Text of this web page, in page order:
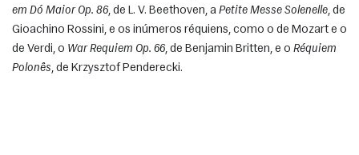
em Dó Maior Op. 86, de L. V. Beethoven, a Petite Messe Solenelle, de
Gioachino Rossini, e os inúmeros réquiens, como o de Mozart e o
de Verdi, o War Requiem Op. 66, de Benjamin Britten, e o Réquiem
Polonês, de Krzysztof Penderecki.